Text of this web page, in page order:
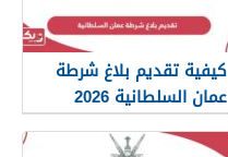
كيفية تقديم بلاغ شرطة
عمان السلطانية 2026